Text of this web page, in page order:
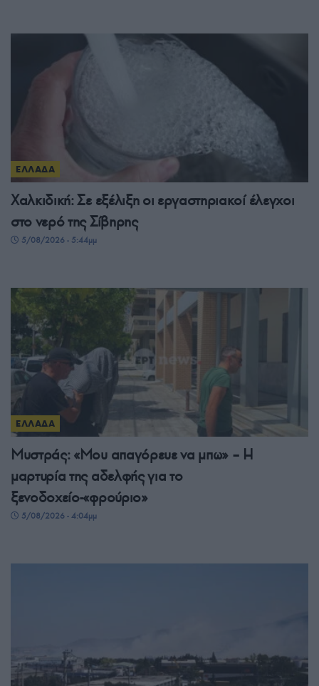
ΕΛΛΑΔΑ
Χαλκιδική: Σε εξέλιξη οι εργαστηριακοί έλεγχοι
στο νερό της Σίβηρης
5/08/2026 - 5:44μμ
ΕΛΛΑΔΑ
Μυστράς: «Μου απαγόρευε να μπω» – Η
μαρτυρία της αδελφής για το
ξενοδοχείο-«φρούριο»
5/08/2026 - 4:04μμ